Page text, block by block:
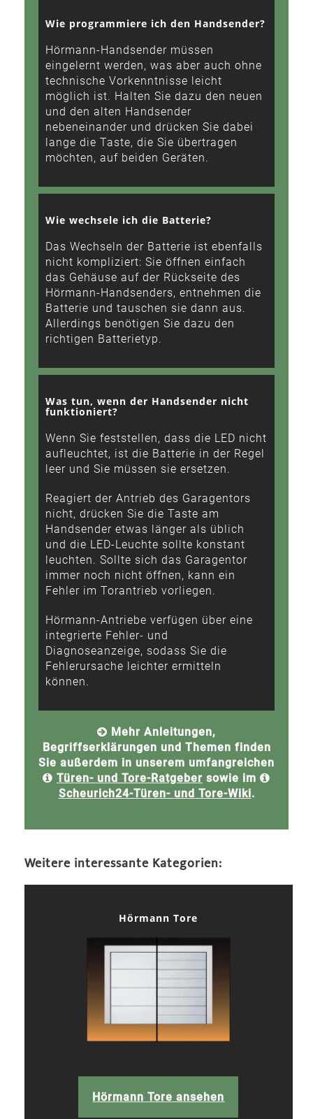
Wie programmiere ich den Handsender?
Hörmann-Handsender müssen
eingelernt werden, was aber auch ohne
technische Vorkenntnisse leicht
möglich ist. Halten Sie dazu den neuen
und den alten Handsender
nebeneinander und drücken Sie dabei
lange die Taste, die Sie übertragen
möchten, auf beiden Geräten.
Wie wechsele ich die Batterie?
Das Wechseln der Batterie ist ebenfalls
nicht kompliziert: Sie öffnen einfach
das Gehäuse auf der Rückseite des
Hörmann-Handsenders, entnehmen die
Batterie und tauschen sie dann aus.
Allerdings benötigen Sie dazu den
richtigen Batterietyp.
Was tun, wenn der Handsender nicht
funktioniert?
Wenn Sie feststellen, dass die LED nicht
aufleuchtet, ist die Batterie in der Regel
leer und Sie müssen sie ersetzen.
Reagiert der Antrieb des Garagentors
nicht, drücken Sie die Taste am
Handsender etwas länger als üblich
und die LED-Leuchte sollte konstant
leuchten. Sollte sich das Garagentor
immer noch nicht öffnen, kann ein
Fehler im Torantrieb vorliegen.
Hörmann-Antriebe verfügen über eine
integrierte Fehler- und
Diagnoseanzeige, sodass Sie die
Fehlerursache leichter ermitteln
können.
Mehr Anleitungen,
Begriffserklärungen und Themen finden
Sie außerdem in unserem umfangreichen
Türen- und Tore-Ratgeber sowie im
Scheurich24-Türen- und Tore-Wiki.
Weitere interessante Kategorien:
Hörmann Tore
Hörmann Tore ansehen